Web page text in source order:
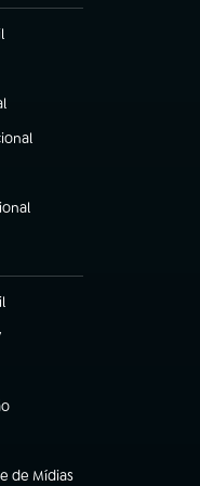
aba)
aba)
aba)
aba)
aba)
de Mídias